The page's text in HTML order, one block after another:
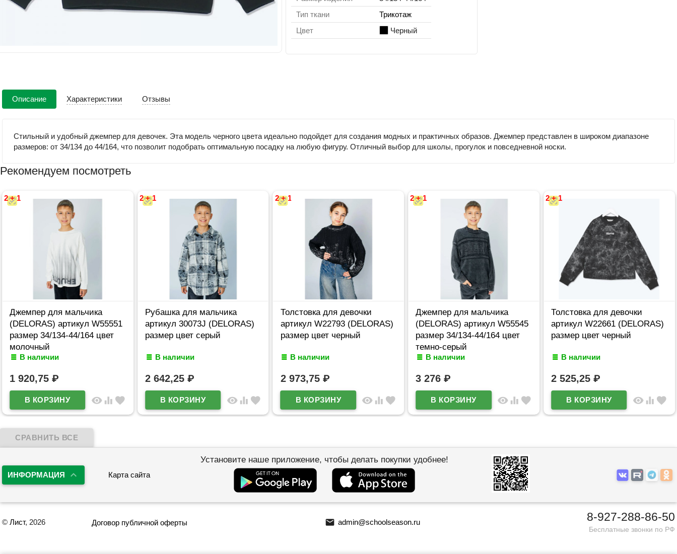
Тип ткани
Трикотаж
Цвет
Черный
Описание Характеристики Отзывы
Стильный и удобный джемпер для девочек. Эта модель черного цвета идеально подойдет для создания модных и практичных образов. Джемпер представлен в широком диапазоне
размеров: от 34/134 до 44/164, что позволит подобрать оптимальную посадку на любую фигуру. Отличный выбор для школы, прогулок и повседневной носки.
Рекомендуем посмотреть
2 + 1
Джемпер для мальчика
(DELORAS) артикул W55551
размер 34/134-44/164 цвет
молочный
В наличии
1 920,75 ₽
visibility equalizer favorite
2 + 1
Рубашка для мальчика
артикул 30073J (DELORAS)
размер цвет серый
В наличии
2 642,25 ₽
visibility equalizer favorite
2 + 1
Толстовка для девочки
артикул W22793 (DELORAS)
размер цвет черный
В наличии
2 973,75 ₽
visibility equalizer favorite
2 + 1
Джемпер для мальчика
(DELORAS) артикул W55545
размер 34/134-44/164 цвет
темно-серый
В наличии
3 276₽
visibility equalizer favorite
2 + 1
Толстовка для девочки
артикул W22661 (DELORAS)
размер цвет черный
В наличии
2 525,25₽
visibility equalizer favorite
ИНФОРМАЦИЯ Карта сайта
Установите наше приложение, чтобы делать покупки удобнее!
© Лист, 2026 Договор публичной оферты email admin@schoolseason.ru 8-927-288-86-50
Бесплатные звонки по РФ